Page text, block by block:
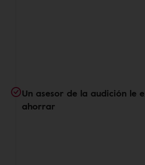
Un asesor de la audición le
ahorrar